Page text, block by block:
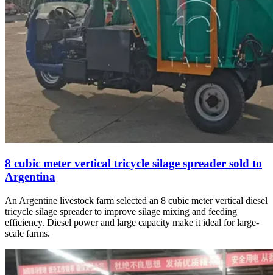
8 cubic meter vertical tricycle silage spreader sold to
Argentina
An Argentine livestock farm selected an 8 cubic meter vertical diesel
tricycle silage spreader to improve silage mixing and feeding
efficiency. Diesel power and large capacity make it ideal for large-
scale farms.